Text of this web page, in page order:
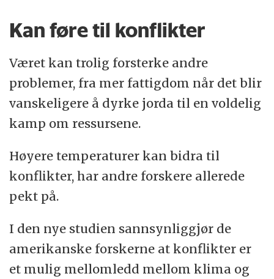
Kan føre til konflikter
Været kan trolig forsterke andre
problemer, fra mer fattigdom når det blir
vanskeligere å dyrke jorda til en voldelig
kamp om ressursene.
Høyere temperaturer kan bidra til
konflikter, har andre forskere allerede
pekt på.
I den nye studien sannsynliggjør de
amerikanske forskerne at konflikter er
et mulig mellomledd mellom klima og